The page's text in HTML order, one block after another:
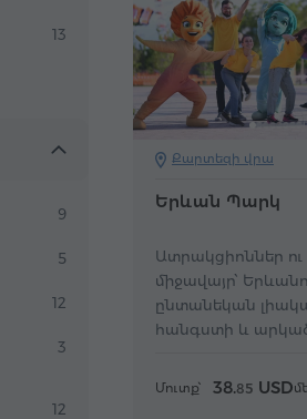
13
9
5
12
3
12
Քարտեզի վրա
Երևան Պարկ
Ատրակցիոններ ու
միջավայր՝
ընտանեկան
հանգստի և
Մուտք՝ 38.85 USD